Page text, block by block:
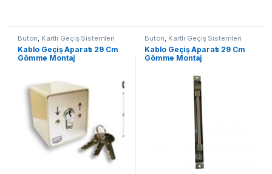
Buton, Kartlı Geçiş Sistemleri
Kablo Geçiş Aparatı 29 Cm
Gömme Montaj
Buton, Kartlı Geçiş Sistemleri
Kablo Geçiş Aparatı 29 Cm
Gömme Montaj